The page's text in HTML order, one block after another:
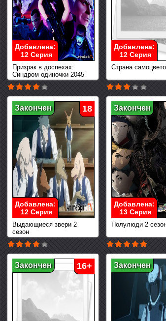
Призрак в доспехах:
Синдром одиночки 2045
Добавлена:
12 Серия
Страна
Добавлена:
12 Серия
Выдающиеся звери 2
сезон
Закончен 18
Добавлена:
12 Серия
Полулюди 2
Закончен
Добавлена:
13 Серия
Закончен 16+ Закончен